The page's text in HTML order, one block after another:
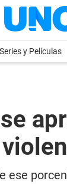
Series y Películas
ese